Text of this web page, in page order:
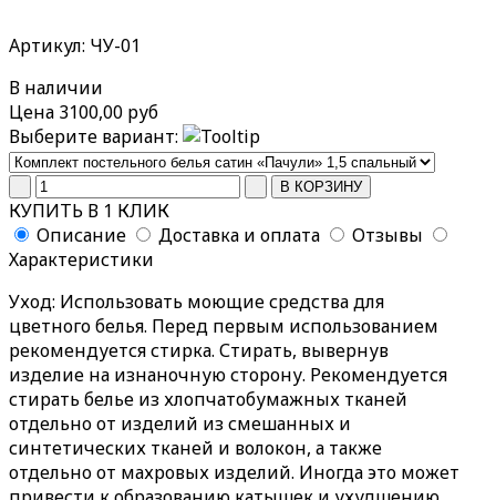
Артикул: ЧУ-01
В наличии
Цена 3100,00 руб
Выберите вариант:
КУПИТЬ В 1 КЛИК
Описание
Доставка и оплата
Отзывы
Характеристики
Уход: Использовать моющие средства для
цветного белья. Перед первым использованием
рекомендуется стирка. Стирать, вывернув
изделие на изнаночную сторону. Рекомендуется
стирать белье из хлопчатобумажных тканей
отдельно от изделий из смешанных и
синтетических тканей и волокон, а также
отдельно от махровых изделий. Иногда это может